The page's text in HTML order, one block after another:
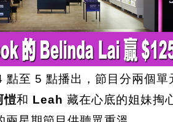
點至 5 點播出，節目分兩個單
愷和 Leah 藏在心底的姐妹掏